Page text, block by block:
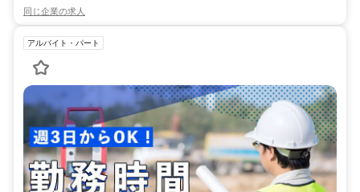
同じ企業の求人
アルバイト・パート